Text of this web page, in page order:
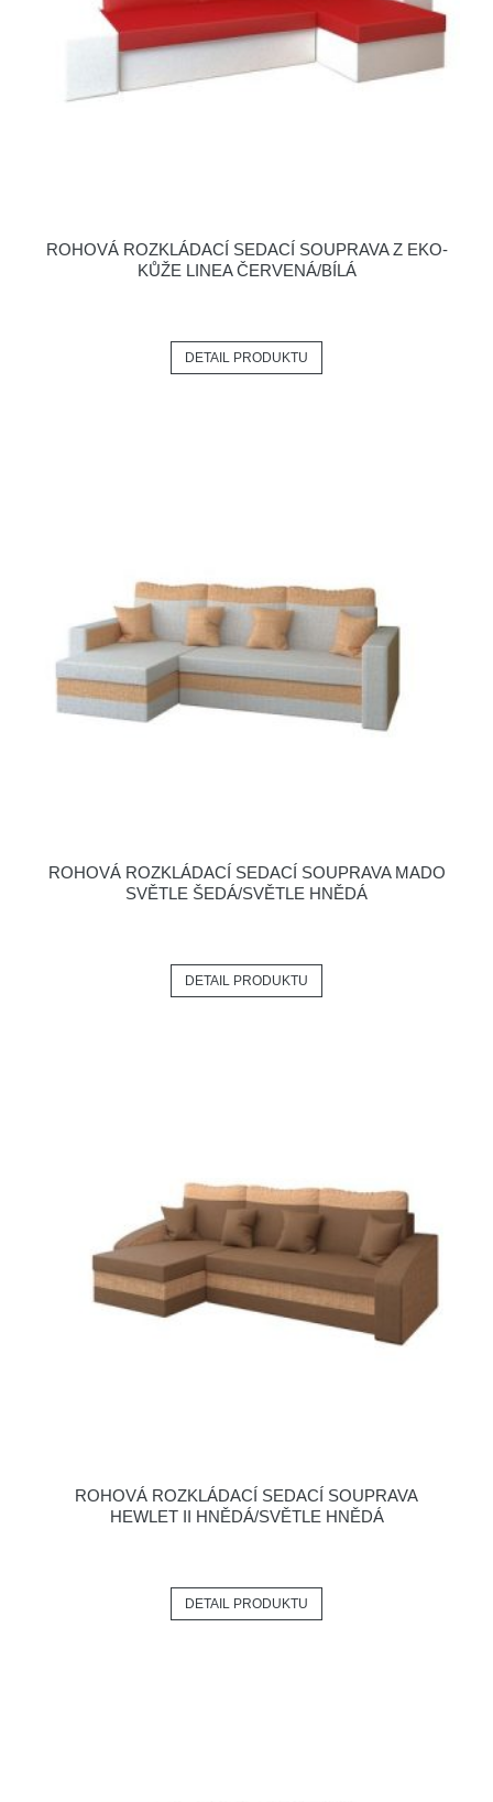
ROHOVÁ ROZKLÁDACÍ SEDACÍ SOUPRAVA Z EKO-
KŮŽE LINEA ČERVENÁ/BÍLÁ
DETAIL PRODUKTU
ROHOVÁ ROZKLÁDACÍ SEDACÍ SOUPRAVA MADO
SVĚTLE ŠEDÁ/SVĚTLE HNĚDÁ
DETAIL PRODUKTU
ROHOVÁ ROZKLÁDACÍ SEDACÍ SOUPRAVA
HEWLET II HNĚDÁ/SVĚTLE HNĚDÁ
DETAIL PRODUKTU